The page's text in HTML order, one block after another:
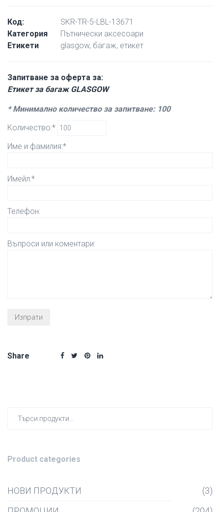
Код:
SKR-TR-5-LBL-13671
Категория
Пътнически аксесоари
Етикети
glasgow, багаж, етикет
Запитване за оферта за:
Етикет за багаж GLASGOW
* Минимално количество за запитване: 100
Количество:*
Име и фамилия:*
Имейл:*
Телефон:
Въпроси или коментари:
Share
Product categories
НОВИ ПРОДУКТИ
(3)